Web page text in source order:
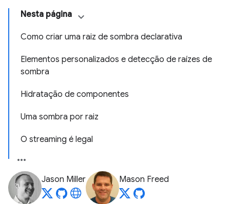
Nesta página
Como criar uma raiz de sombra declarativa
Elementos personalizados e detecção de raízes de
sombra
Hidratação de componentes
Uma sombra por raiz
O streaming é legal
Jason Miller Mason Freed